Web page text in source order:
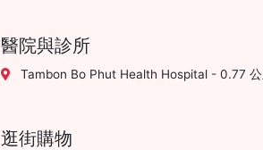
醫院與診所
Tambon Bo Phut Health Hospital - 0.77
逛街購物